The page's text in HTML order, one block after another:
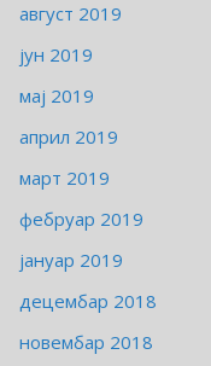
август 2019
јун 2019
мај 2019
април 2019
март 2019
фебруар 2019
јануар 2019
децембар 2018
новембар 2018